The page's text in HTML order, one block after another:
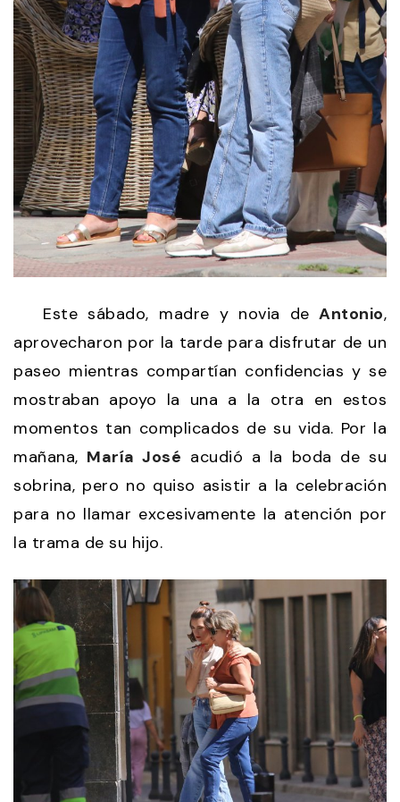
Este sábado, madre y novia de Antonio,
aprovecharon por la tarde para disfrutar de un
paseo mientras compartían confidencias y se
mostraban apoyo la una a la otra en estos
momentos tan complicados de su vida. Por la
mañana, María José acudió a la boda de su
sobrina, pero no quiso asistir a la celebración
para no llamar excesivamente la atención por
la trama de su hijo.